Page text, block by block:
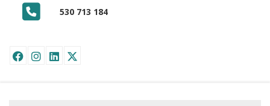
530 713 184